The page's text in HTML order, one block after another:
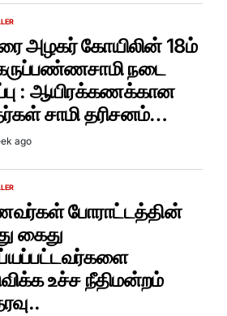
அழகர் கோயிலின் 18ம்
கருப்பண்ணசாமி நடை
: ஆயிரக்கணக்கான
சாமி தரிசனம்…
ago
போராட்டத்தின்
கைது
உச்ச நீதிமன்றம்